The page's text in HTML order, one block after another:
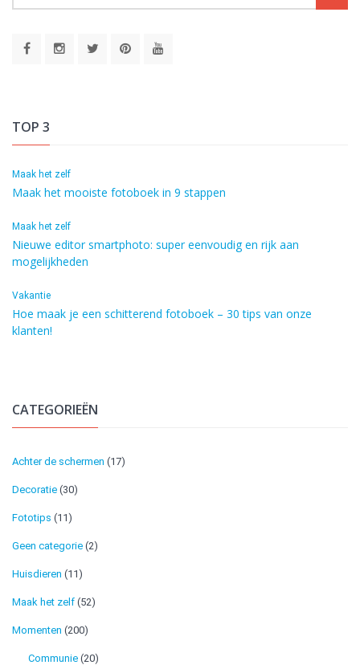
TOP 3
Maak het zelf
Maak het mooiste fotoboek in 9 stappen
Maak het zelf
Nieuwe editor smartphoto: super eenvoudig en rijk aan
mogelijkheden
Vakantie
Hoe maak je een schitterend fotoboek – 30 tips van onze
klanten!
CATEGORIEËN
Achter de schermen (17)
Decoratie (30)
Fototips (11)
Geen categorie (2)
Huisdieren (11)
Maak het zelf (52)
Momenten (200)
Communie (20)